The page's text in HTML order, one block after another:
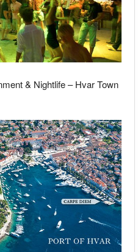
& Nightlife – Hvar Town